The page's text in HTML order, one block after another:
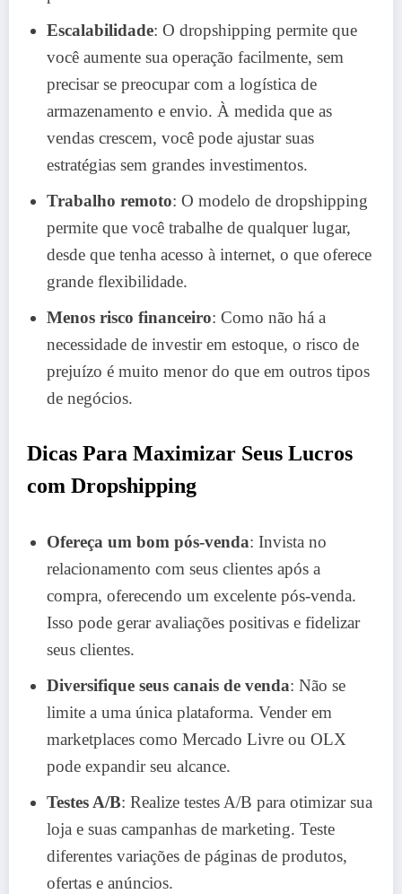
Escalabilidade: O dropshipping permite que
você aumente sua operação facilmente, sem
precisar se preocupar com a logística de
armazenamento e envio. À medida que as
vendas crescem, você pode ajustar suas
estratégias sem grandes investimentos.
Trabalho remoto: O modelo de dropshipping
permite que você trabalhe de qualquer lugar,
desde que tenha acesso à internet, o que oferece
grande flexibilidade.
Menos risco financeiro: Como não há a
necessidade de investir em estoque, o risco de
prejuízo é muito menor do que em outros tipos
de negócios.
Dicas Para Maximizar Seus Lucros
com Dropshipping
Ofereça um bom pós-venda: Invista no
relacionamento com seus clientes após a
compra, oferecendo um excelente pós-venda.
Isso pode gerar avaliações positivas e fidelizar
seus clientes.
Diversifique seus canais de venda: Não se
limite a uma única plataforma. Vender em
marketplaces como Mercado Livre ou OLX
pode expandir seu alcance.
Testes A/B: Realize testes A/B para otimizar sua
loja e suas campanhas de marketing. Teste
diferentes variações de páginas de produtos,
ofertas e anúncios.